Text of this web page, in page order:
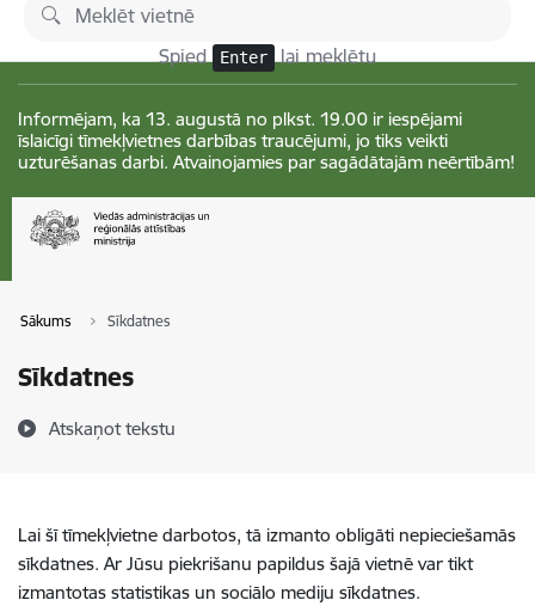
Pāriet uz lapas saturu
Spied Enter lai meklētu
Informējam, ka 13. augustā no plkst. 19.00 ir iespējami
īslaicīgi tīmekļvietnes darbības traucējumi, jo tiks veikti
uzturēšanas darbi. Atvainojamies par sagādātajām neērtībām!
Sākums Sīkdatnes
Sīkdatnes
Atskaņot tekstu
Lai šī tīmekļvietne darbotos, tā izmanto obligāti nepieciešamās
sīkdatnes. Ar Jūsu piekrišanu papildus šajā vietnē var tikt
izmantotas statistikas un sociālo mediju sīkdatnes.